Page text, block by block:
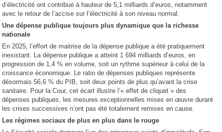
d’électricité ont contribué à hauteur de 5,1 milliards d’euros, notamment
avec le retour de l’accise sur l’électricité à son niveau normal.
Une dépense publique toujours plus dynamique que la richesse
nationale
En 2025, l’effort de maitrise de la dépense publique a été pratiquement
inexistant. La dépense publique a atteint 1 694 milliards d’euros, en
progression de 1,4 % en volume, soit un rythme supérieur à celui de la
croissance économique. Le ratio de dépenses publiques représente
désormais 56,6 % du PIB, soit deux points de plus qu’avant la crise
sanitaire. Pour la Cour, cet écart illustre l’« effet de cliquet » des
dépenses publiques, les mesures exceptionnelles mises en œuvre durant
les crises successives n’ont pas été totalement remises en cause.
Les régimes sociaux de plus en plus dans le rouge